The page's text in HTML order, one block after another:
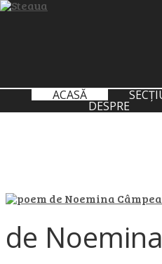
ACASĂ
DESPRE
de